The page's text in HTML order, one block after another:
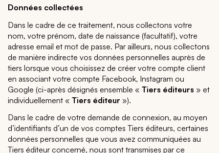
Données collectées
Dans le cadre de ce traitement, nous collectons votre
nom, votre prénom, date de naissance (facultatif), votre
adresse email et mot de passe. Par ailleurs, nous collectons
de manière indirecte vos données personnelles auprès de
tiers lorsque vous choisissez de créer votre compte client
en associant votre compte Facebook, Instagram ou
Google (ci-après désignés ensemble « Tiers éditeurs » et
individuellement « Tiers éditeur »).
Dans le cadre de votre demande de connexion, au moyen
d’identifiants d’un de vos comptes Tiers éditeurs, certaines
données personnelles que vous avez communiquées au
Tiers éditeur concerné, nous sont transmises par ce